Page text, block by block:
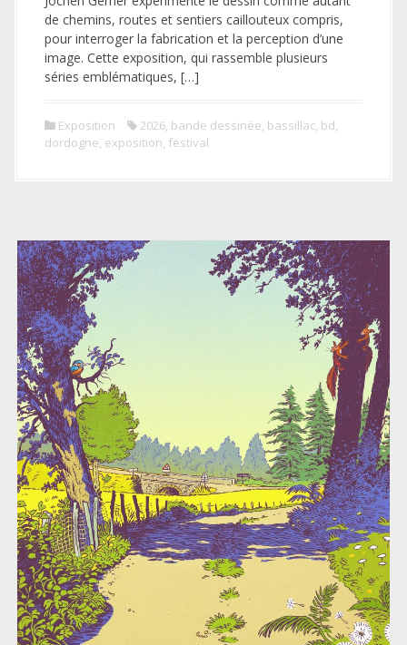
de chemins, routes et sentiers caillouteux compris,
pour interroger la fabrication et la perception d’une
image. Cette exposition, qui rassemble plusieurs
séries emblématiques, […]
Exposition 2026, bande dessinée, bassillac, bd,
dordogne, exposition, festival